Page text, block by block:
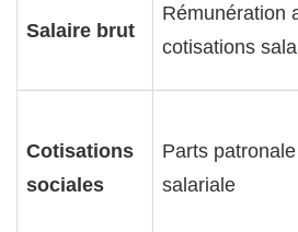
Salaire brut
Rémunération
cotisations
Cotisations
sociales
Parts
salariale